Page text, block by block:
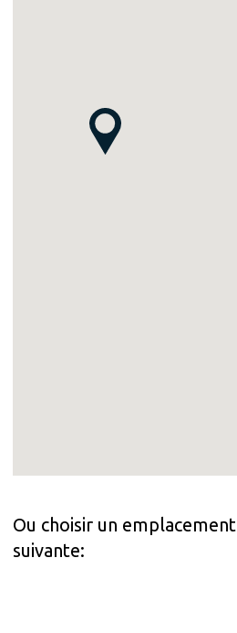
Ou choisir un
suivante: